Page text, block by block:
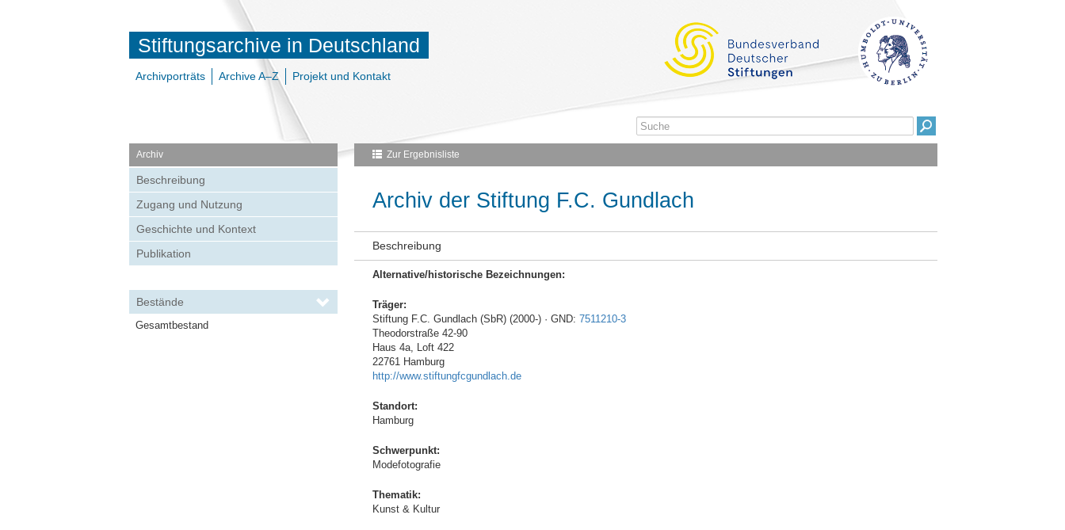
Stiftungsarchive in Deutschland
Archivporträts Archive A–Z Projekt und Kontakt
Archiv
Beschreibung
Zugang und Nutzung
Geschichte und Kontext
Publikation
Bestände
Gesamtbestand
Zur Ergebnisliste
Archiv der Stiftung F.C. Gundlach
Beschreibung
Alternative/historische Bezeichnungen:
Träger:
Stiftung F.C. Gundlach (SbR) (2000-) · GND: 7511210-3
Theodorstraße 42-90
Haus 4a, Loft 422
22761 Hamburg
http://www.stiftungfcgundlach.de
Standort:
Hamburg
Schwerpunkt:
Modefotografie
Thematik:
Kunst & Kultur